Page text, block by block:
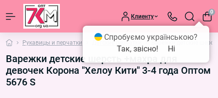
Клиенту
0
Рукавицы и перчатки Детские перчатки Варежки детские
Варежки детские шерсть +махра для
девочек Корона "Хелоу Кити" 3-4 года Оптом
5676 S
Спробуємо українською?
Так, звісно!
Ні